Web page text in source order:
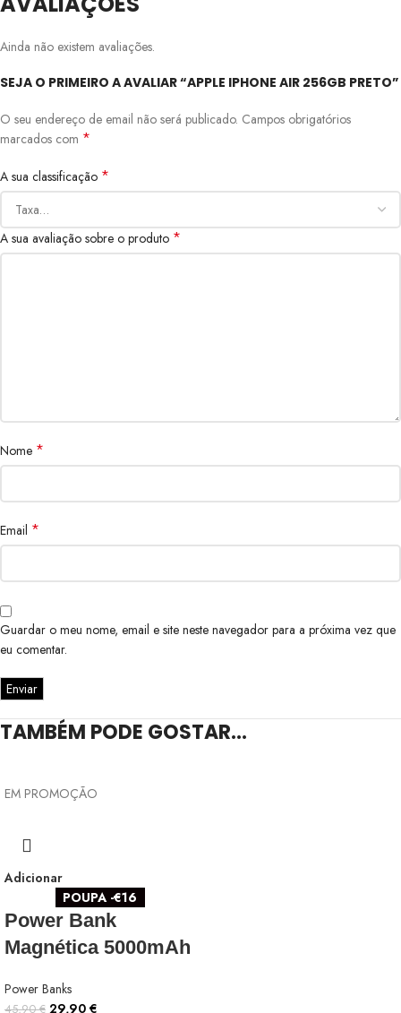
Ainda não existem avaliações.
SEJA O PRIMEIRO A AVALIAR “APPLE IPHONE AIR 256GB PRETO”
O seu endereço de email não será publicado. Campos obrigatórios
marcados com *
A sua classificação *
A sua avaliação sobre o produto *
Nome *
Email *
Guardar o meu nome, email e site neste navegador para a próxima vez que
eu comentar.
TAMBÉM PODE GOSTAR…
EM PROMOÇÃO
Adicionar
POUPA -€16
Power Bank
Magnética 5000mAh
Power Banks
45,90€ 29,90 €